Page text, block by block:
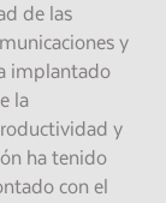
de las
y
implantado
la
y
ha tenido
con el